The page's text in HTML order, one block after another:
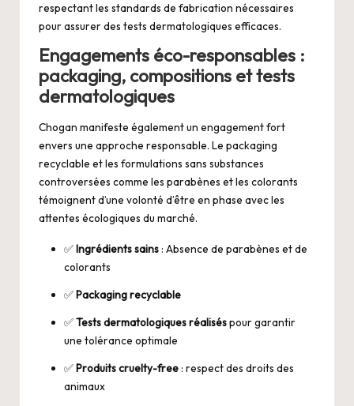
respectant les standards de fabrication nécessaires
pour assurer des tests dermatologiques efficaces.
Engagements éco-responsables :
packaging, compositions et tests
dermatologiques
Chogan manifeste également un engagement fort
envers une approche responsable. Le packaging
recyclable et les formulations sans substances
controversées comme les parabènes et les colorants
témoignent d’une volonté d’être en phase avec les
attentes écologiques du marché.
✅Ingrédients sains: Absence de parabènes et de
colorants
✅Packaging recyclable
✅Tests dermatologiques réaliséspour garantir
une tolérance optimale
✅Produits cruelty-free: respect des droits des
animaux